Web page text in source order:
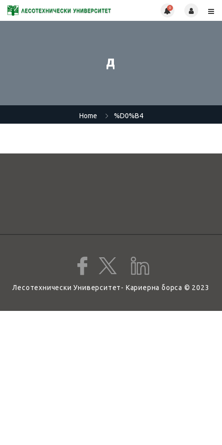
0
д
Home %D0%B4
Лесотехнически Университет- Кариерна борса © 2023